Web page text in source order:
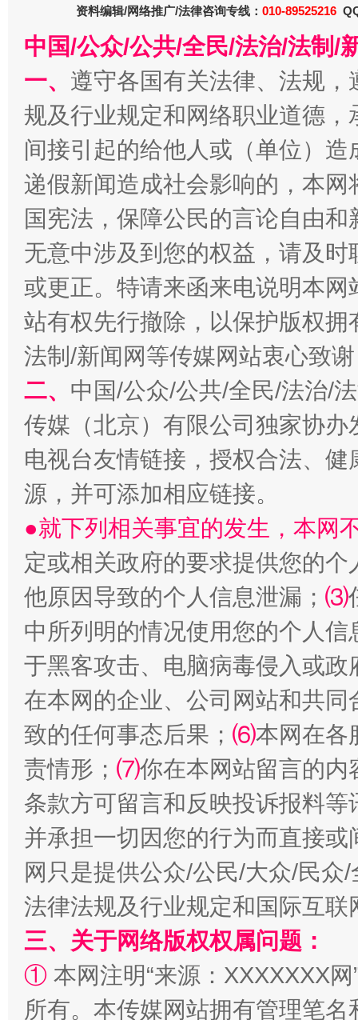
揭开“小金库”的免责幌子
受贿1.44亿！段成刚被判无期 从幼
全民健身五年计划来了！等你上场
阿坝州三大球赛在茂县开幕 规模
资料编辑/网络推广/法律咨询专线： 010-89525216
中国/公众/公共/全民/法治/法制/
一、 遵守各国有关法律、法规
规及行业规定和网络职业道德
间接引起的给他人或（单位）
递假新闻造成社会影响的，本
国宪法，保障公民的言论自由
无意中涉及到您的权益，请及
或更正。特请来函来电说明本
站有权先行撤除，以保护版权
法制/新闻网等传媒网站衷心致
二、 中国/公众/公共/全民/法治/
传媒（北京）有限公司独家协
电视台友情链接，授权合法、
源，并可添加相应链接。
●就下列相关事宜的发生，本网
定或相关政府的要求提供您的个
他原因导致的个人信息泄漏； ⑶
中所列明的情况使用您的个人
于黑客攻击、电脑病毒侵入或
在本网的企业、公司网站和共
致的任何事态后果； ⑹本网在各
责情形； ⑺你在本网站留言的内
条款方可留言和反映投诉报料
并承担一切因您的行为而直接
网只是提供公众/公民/大众/民
法律法规及行业规定和国际互
三、关于网络版权权属问题：
① 本网注明“来源：XXXXXXX
所有。本传媒网站拥有管理笔